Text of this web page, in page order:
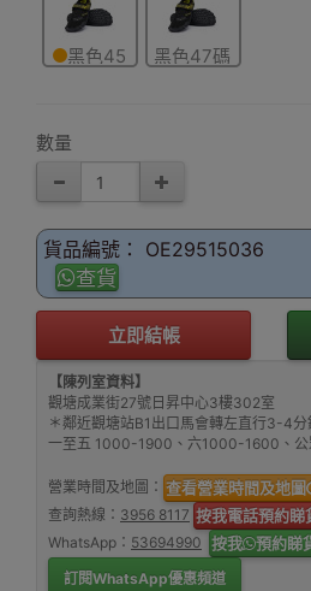
黑色45
黑色47碼
數量
貨品編號： OE29515036
查貨
立即結帳
【陳列室資料】
觀塘成業街27號日昇中心3樓302室
＊鄰近觀塘站B1出口馬會轉左直行3-4分
一至五 1000-1900、六1000-1600、公
營業時間及地圖： 查看營業時間及地圖
查詢熱線： 3956 8117 按我電話預約睇
WhatsApp： 53694990 按我 預約睇
訂閱WhatsApp優惠頻道